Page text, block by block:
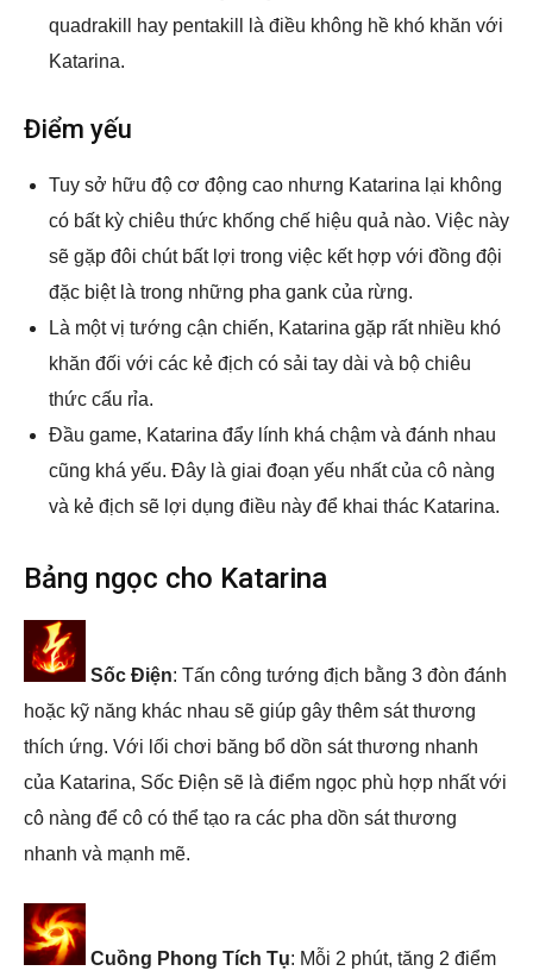
quadrakill hay pentakill là điều không hề khó khăn với
Katarina.
Điểm yếu
Tuy sở hữu độ cơ động cao nhưng Katarina lại không
có bất kỳ chiêu thức khống chế hiệu quả nào. Việc này
sẽ gặp đôi chút bất lợi trong việc kết hợp với đồng đội
đặc biệt là trong những pha gank của rừng.
Là một vị tướng cận chiến, Katarina gặp rất nhiều khó
khăn đối với các kẻ địch có sải tay dài và bộ chiêu
thức cấu rỉa.
Đầu game, Katarina đẩy lính khá chậm và đánh nhau
cũng khá yếu. Đây là giai đoạn yếu nhất của cô nàng
và kẻ địch sẽ lợi dụng điều này để khai thác Katarina.
Bảng ngọc cho Katarina
Sốc Điện: Tấn công tướng địch bằng 3 đòn đánh
hoặc kỹ năng khác nhau sẽ giúp gây thêm sát thương
thích ứng. Với lối chơi băng bổ dồn sát thương nhanh
của Katarina, Sốc Điện sẽ là điểm ngọc phù hợp nhất với
cô nàng để cô có thể tạo ra các pha dồn sát thương
nhanh và mạnh mẽ.
Cuồng Phong Tích Tụ: Mỗi 2 phút, tăng 2 điểm